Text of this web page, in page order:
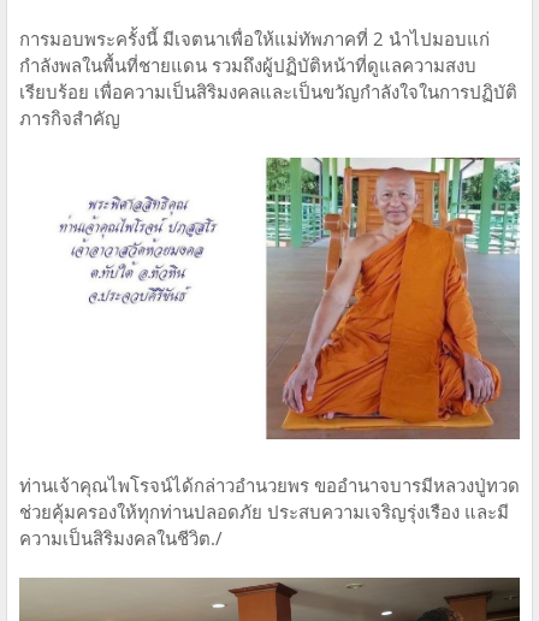
การมอบพระครั้งนี้ มีเจตนาเพื่อให้แม่ทัพภาคที่ 2 นำไปมอบแก่
กำลังพลในพื้นที่ชายแดน รวมถึงผู้ปฏิบัติหน้าที่ดูแลความสงบ
เรียบร้อย เพื่อความเป็นสิริมงคลและเป็นขวัญกำลังใจในการปฏิบัติ
ภารกิจสำคัญ
ท่านเจ้าคุณไพโรจน์ได้กล่าวอำนวยพร ขออำนาจบารมีหลวงปู่ทวด
ช่วยคุ้มครองให้ทุกท่านปลอดภัย ประสบความเจริญรุ่งเรือง และมี
ความเป็นสิริมงคลในชีวิต./